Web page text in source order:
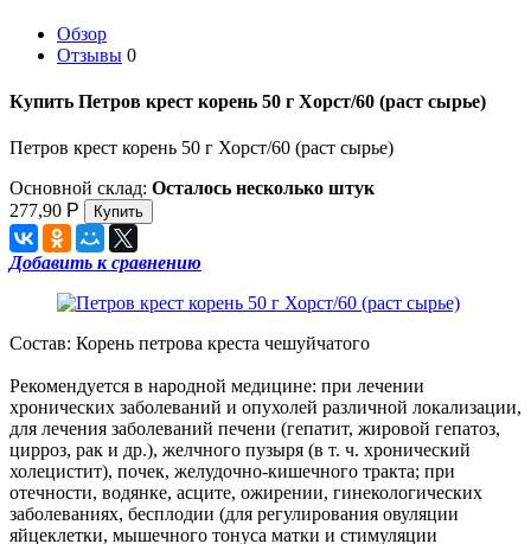
Обзор
Отзывы 0
Купить Петров крест корень 50 г Хорст/60 (раст сырье)
Петров крест корень 50 г Хорст/60 (раст сырье)
Основной склад: Осталось несколько штук
277,90 Р
Добавить к сравнению
Состав: Корень петрова креста чешуйчатого
Рекомендуется в народной медицине: при лечении
хронических заболеваний и опухолей различной локализации,
для лечения заболеваний печени (гепатит, жировой гепатоз,
цирроз, рак и др.), желчного пузыря (в т. ч. хронический
холецистит), почек, желудочно-кишечного тракта; при
отечности, водянке, асците, ожирении, гинекологических
заболеваниях, бесплодии (для регулирования овуляции
яйцеклетки, мышечного тонуса матки и стимуляции